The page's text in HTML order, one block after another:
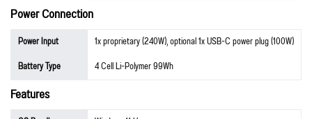
Power Connection
Power Input
1x proprietary (240W), optional 1x USB-C power plug (100W)
Battery Type
4 Cell Li-Polymer 99Wh
Features